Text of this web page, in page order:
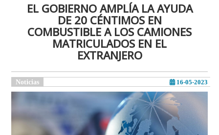
EL GOBIERNO AMPLÍA LA AYUDA
DE 20 CÉNTIMOS EN
COMBUSTIBLE A LOS CAMIONES
MATRICULADOS EN EL
EXTRANJERO
Noticias 16-05-2023